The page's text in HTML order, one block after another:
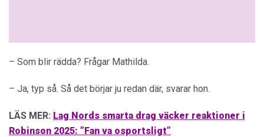
– Som blir rädda? Frågar Mathilda.
– Ja, typ så. Så det börjar ju redan där, svarar hon.
LÄS MER: Lag Nords smarta drag väcker reaktioner i
Robinson 2025: ”Fan va osportsligt”